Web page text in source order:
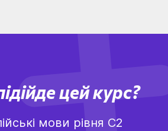
цей курс?
мови рівня C2